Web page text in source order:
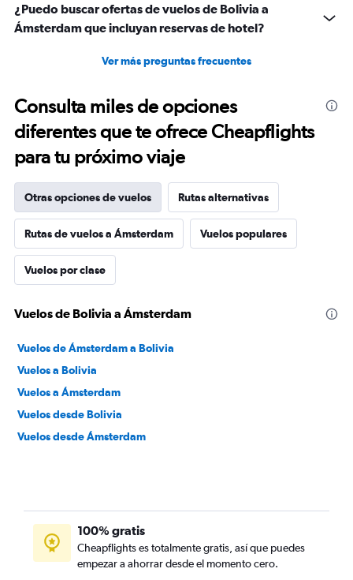
¿Puedo buscar ofertas de vuelos de Bolivia a
Ámsterdam que incluyan reservas de hotel?
Ver más preguntas frecuentes
Consulta miles de opciones
diferentes que te ofrece Cheapflights
para tu próximo viaje
Otras opciones de vuelos Rutas alternativas
Rutas de vuelos a Ámsterdam Vuelos populares
Vuelos por clase
Vuelos de Bolivia a Ámsterdam
Vuelos de Ámsterdam a Bolivia
Vuelos a Bolivia
Vuelos a Ámsterdam
Vuelos desde Bolivia
Vuelos desde Ámsterdam
100% gratis
Cheapflights es totalmente gratis, así que puedes
empezar a ahorrar desde el momento cero.